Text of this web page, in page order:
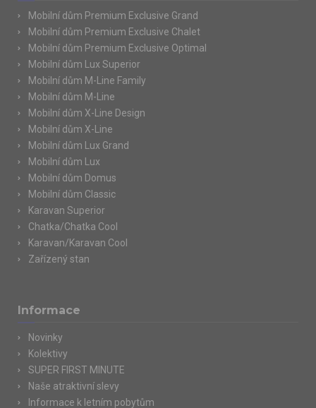
Mobilní dům Premium Exclusive Grand
Mobilní dům Premium Exclusive Chalet
Mobilní dům Premium Exclusive Optimal
Mobilní dům Lux Superior
Mobilní dům M-Line Family
Mobilní dům M-Line
Mobilní dům X-Line Design
Mobilní dům X-Line
Mobilní dům Lux Grand
Mobilní dům Lux
Mobilní dům Domus
Mobilní dům Classic
Karavan Superior
Chatka/Chatka Cool
Karavan/Karavan Cool
Zařízený stan
Informace
Novinky
Kolektivy
SUPER FIRST MINUTE
Naše atraktivní slevy
Informace k letním pobytům